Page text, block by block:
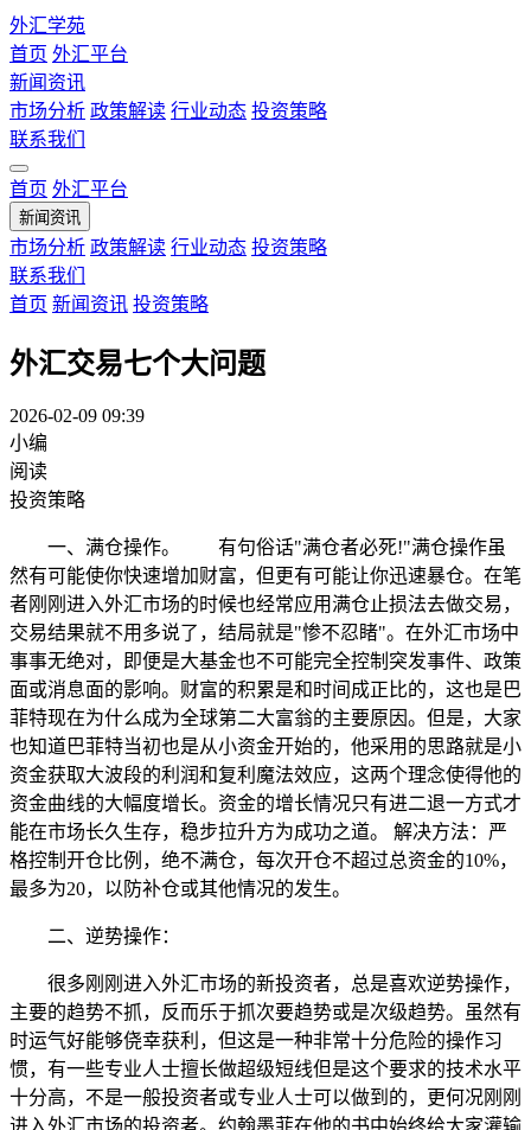
外汇学苑
首页 外汇平台
新闻资讯
市场分析 政策解读 行业动态 投资策略
联系我们
首页 外汇平台
新闻资讯
市场分析 政策解读 行业动态 投资策略
联系我们
首页 新闻资讯 投资策略
外汇交易七个大问题
2026-02-09 09:39
小编
阅读
投资策略
一、满仓操作。 有句俗话"满仓者必死!"满仓操作虽
然有可能使你快速增加财富，但更有可能让你迅速暴仓。在笔
者刚刚进入外汇市场的时候也经常应用满仓止损法去做交易，
交易结果就不用多说了，结局就是"惨不忍睹"。在外汇市场中
事事无绝对，即便是大基金也不可能完全控制突发事件、政策
面或消息面的影响。财富的积累是和时间成正比的，这也是巴
菲特现在为什么成为全球第二大富翁的主要原因。但是，大家
也知道巴菲特当初也是从小资金开始的，他采用的思路就是小
资金获取大波段的利润和复利魔法效应，这两个理念使得他的
资金曲线的大幅度增长。资金的增长情况只有进二退一方式才
能在市场长久生存，稳步拉升方为成功之道。 解决方法：严
格控制开仓比例，绝不满仓，每次开仓不超过总资金的10%，
最多为20，以防补仓或其他情况的发生。
二、逆势操作：
很多刚刚进入外汇市场的新投资者，总是喜欢逆势操作，
主要的趋势不抓，反而乐于抓次要趋势或是次级趋势。虽然有
时运气好能够侥幸获利，但这是一种非常十分危险的操作习
惯，有一些专业人士擅长做超级短线但是这个要求的技术水平
十分高，不是一般投资者或专业人士可以做到的，更何况刚刚
进入外汇市场的投资者。约翰墨菲在他的书中始终给大家灌输